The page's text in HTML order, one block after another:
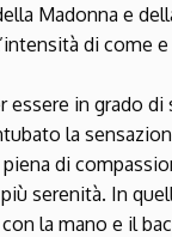
Madonna e
di come
in grado di
la
di
serenità. In
la mano e il